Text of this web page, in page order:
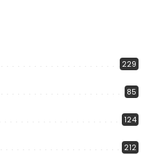
229
85
124
212